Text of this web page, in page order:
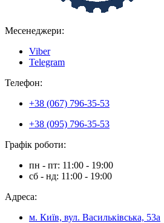
Месенеджери:
Viber
Telegram
Телефон:
+38 (067) 796-35-53
+38 (095) 796-35-53
Графік роботи:
пн - пт: 11:00 - 19:00
сб - нд: 11:00 - 19:00
Адреса:
м. Київ, вул. Васильківська, 53а